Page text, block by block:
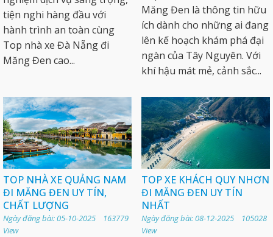
tiện nghi hàng đầu với
hành trình an toàn cùng
Top nhà xe Đà Nẵng đi
Măng Đen cao...
Măng Đen là thông tin hữu
ích dành cho những ai đang
lên kế hoạch khám phá đại
ngàn của Tây Nguyên. Với
khí hậu mát mẻ, cảnh sắc...
TOP NHÀ XE QUẢNG NAM
ĐI MĂNG ĐEN UY TÍN,
CHẤT LƯỢNG
Ngày đăng bài: 05-10-2025 163779
View
TOP XE KHÁCH QUY NHƠN
ĐI MĂNG ĐEN UY TÍN
NHẤT
Ngày đăng bài: 08-12-2025 105028
View